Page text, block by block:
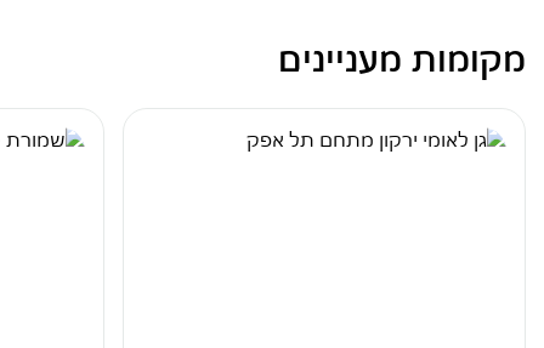
מקומות מעניינים